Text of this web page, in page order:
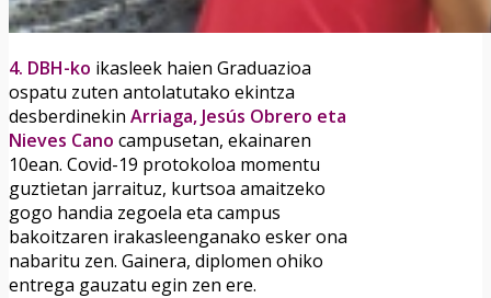
4. DBH-ko ikasleek haien Graduazioa
ospatu zuten antolatutako ekintza
desberdinekin Arriaga, Jesús Obrero eta
Nieves Cano campusetan, ekainaren
10ean. Covid-19 protokoloa momentu
guztietan jarraituz, kurtsoa amaitzeko
gogo handia zegoela eta campus
bakoitzaren irakasleenganako esker ona
nabaritu zen. Gainera, diplomen ohiko
entrega gauzatu egin zen ere.